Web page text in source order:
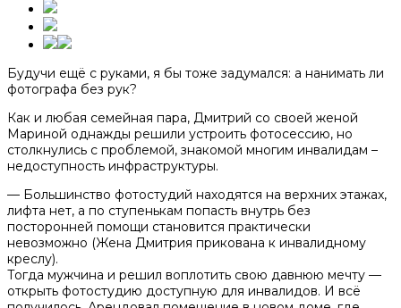
Будучи ещё с руками, я бы тоже задумался: а нанимать ли
фотографа без рук?
Как и любая семейная пара, Дмитрий со своей женой
Мариной однажды решили устроить фотосессию, но
столкнулись с проблемой, знакомой многим инвалидам –
недоступность инфраструктуры.
— Большинство фотостудий находятся на верхних этажах,
лифта нет, а по ступенькам попасть внутрь без
посторонней помощи становится практически
невозможно (Жена Дмитрия прикована к инвалидному
креслу).
Тогда мужчина и решил воплотить свою давнюю мечту —
открыть фотостудию доступную для инвалидов. И всё